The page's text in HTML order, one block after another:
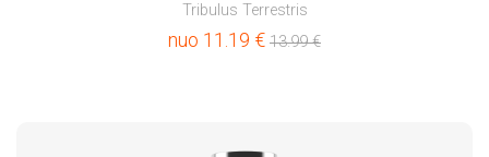
Tribulus Terrestris
nuo 11.19 € 13.99€